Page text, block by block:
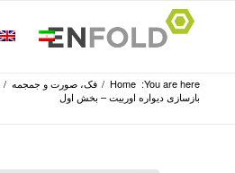
You are here:
Home
/ فک، صورت و جمجمه /
بازسازی دیواره اوربیت – بخش اول